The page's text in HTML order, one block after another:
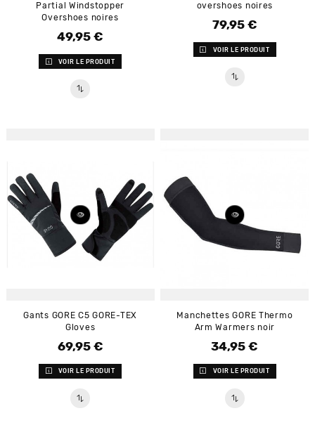
Partial Windstopper
Overshoes noires
Prix
49,95 €
VOIR LE PRODUIT
overshoes noires
Prix
79,95 €
VOIR LE PRODUIT
Gants GORE C5 GORE-TEX
Gloves
Prix
69,95 €
VOIR LE PRODUIT
Manchettes GORE Thermo
Arm Warmers noir
Prix
34,95 €
VOIR LE PRODUIT